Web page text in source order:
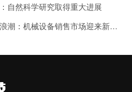
自然科学研究取得重大进展
智能制造浪潮：机械设备销售市场迎来新机遇